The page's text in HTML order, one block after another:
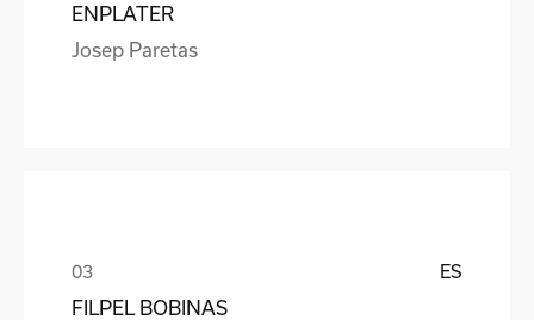
ENPLATER
Josep Paretas
ES
FILPEL BOBINAS